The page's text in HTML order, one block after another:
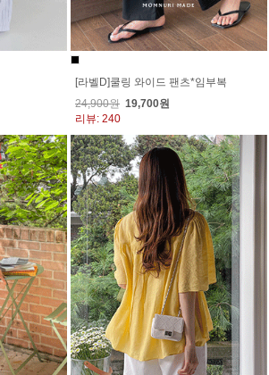
[라벨D]쿨링 와이드 팬츠*임부복
24,900원 19,700원
리뷰: 240